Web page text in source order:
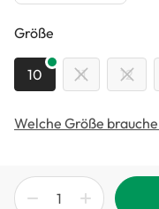
Größe
10 11 12
Welche Größe